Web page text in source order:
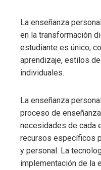
La enseñanza
en la transformación
estudiante es único,
aprendizaje, estilos
individuales.
La enseñanza
proceso de
necesidades de cada
recursos específicos
y personal. La
implementación de la